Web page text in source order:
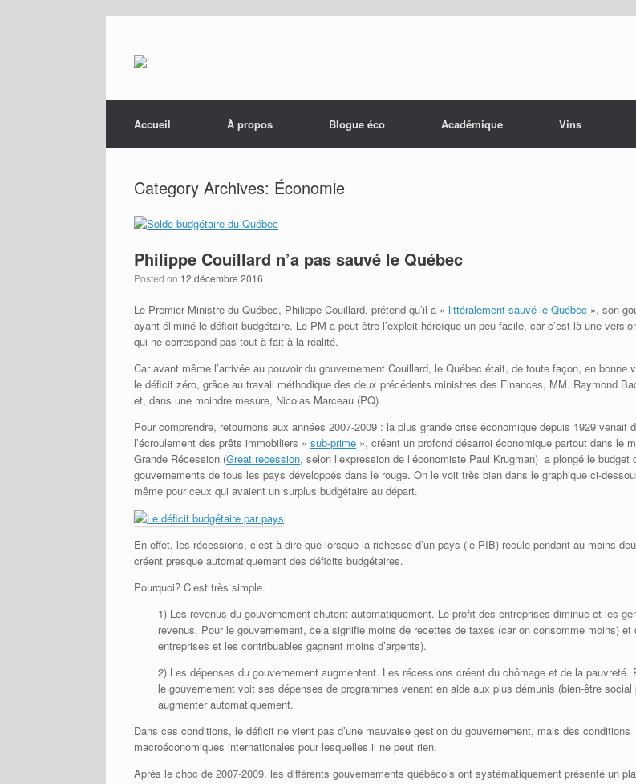
Accueil
À propos Blogue éco Académique Vins
Category Archives: Économie
Philippe Couillard n’a pas sauvé le Québec
Posted on 12 décembre 2016
Le Premier Ministre du Québec, Philippe Couillard, prétend qu’il a « littéralement sauvé le Québec », son
ayant éliminé le déficit budgétaire. Le PM a peut-être l’exploit héroïque un peu facile, car c’est là une
qui ne correspond pas tout à fait à la réalité.
Car avant même l’arrivée au pouvoir du gouvernement Couillard, le Québec était, de toute façon, en bonne
le déficit zéro, grâce au travail méthodique des deux précédents ministres des Finances, MM. Raymond
et, dans une moindre mesure, Nicolas Marceau (PQ).
Pour comprendre, retournons aux années 2007-2009 : la plus grande crise économique depuis 1929 venait
l’écroulement des prêts immobiliers « sub-prime », créant un profond désarroi économique partout dans le
Grande Récession (Great recession, selon l’expression de l’économiste Paul Krugman) a plongé le budget
gouvernements de tous les pays développés dans le rouge. On le voit très bien dans le graphique ci-
même pour ceux qui avaient un surplus budgétaire au départ.
En effet, les récessions, c’est-à-dire que lorsque la richesse d’un pays (le PIB) recule pendant au moins
créent presque automatiquement des déficits budgétaires.
Pourquoi? C’est très simple.
1) Les revenus du gouvernement chutent automatiquement. Le profit des entreprises diminue et les
revenus. Pour le gouvernement, cela signifie moins de recettes de taxes (car on consomme moins) et
entreprises et les contribuables gagnent moins d’argents).
2) Les dépenses du gouvernement augmentent. Les récessions créent du chômage et de la pauvreté.
le gouvernement voit ses dépenses de programmes venant en aide aux plus démunis (bien-être social
augmenter automatiquement.
Dans ces conditions, le déficit ne vient pas d’une mauvaise gestion du gouvernement, mais des conditions
macroéconomiques internationales pour lesquelles il ne peut rien.
Après le choc de 2007-2009, les différents gouvernements québécois ont systématiquement présenté un